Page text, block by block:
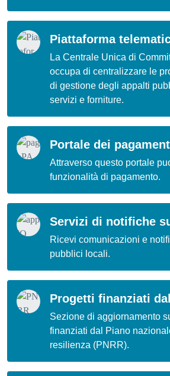
Piattaforma
La Centrale Unica di
occupa di centralizzare le
di gestione degli appalti
servizi e forniture.
Portale dei
Attraverso questo portale
funzionalità di pagamento.
Servizi di notifiche
Ricevi comunicazioni e
pubblici locali.
Progetti finanziati
Sezione di aggiornamento
finanziati dal Piano
resilienza (PNRR).